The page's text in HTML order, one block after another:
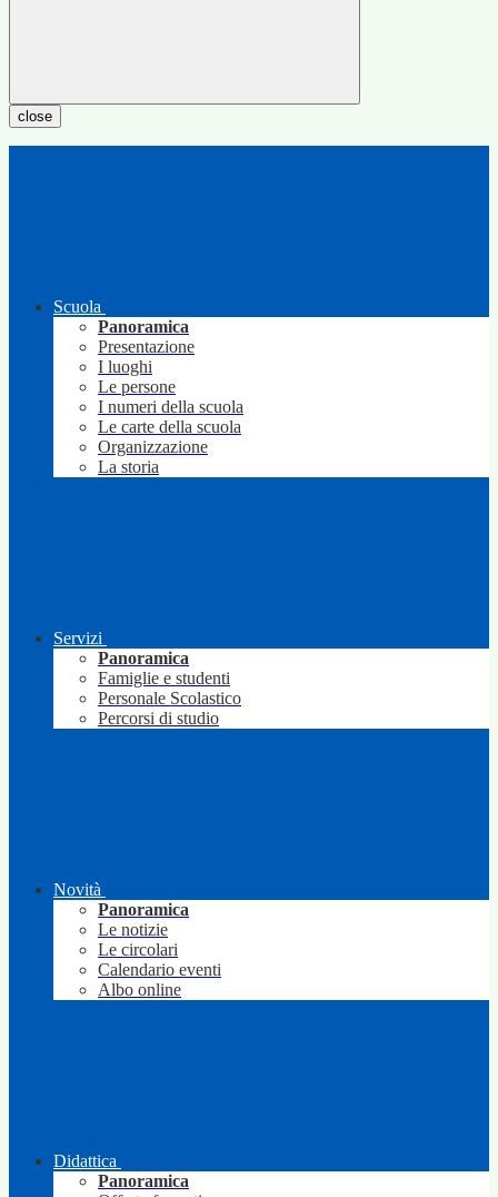
close
Scuola
Panoramica
Presentazione
I luoghi
Le persone
I numeri della scuola
Le carte della scuola
Organizzazione
La storia
Servizi
Panoramica
Famiglie e studenti
Personale Scolastico
Percorsi di studio
Novità
Panoramica
Le notizie
Le circolari
Calendario eventi
Albo online
Didattica
Panoramica